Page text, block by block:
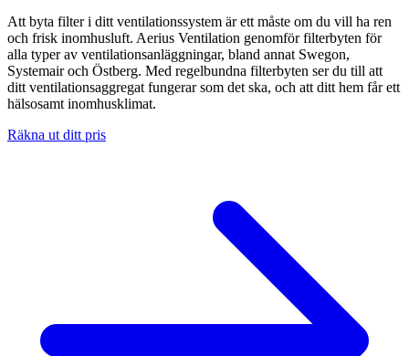
Att byta filter i ditt ventilationssystem är ett måste om du vill ha ren
och frisk inomhusluft. Aerius Ventilation genomför filterbyten för
alla typer av ventilationsanläggningar, bland annat Swegon,
Systemair och Östberg. Med regelbundna filterbyten ser du till att
ditt ventilationsaggregat fungerar som det ska, och att ditt hem får ett
hälsosamt inomhusklimat.
Räkna ut ditt pris